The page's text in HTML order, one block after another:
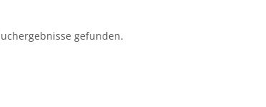
gefunden.